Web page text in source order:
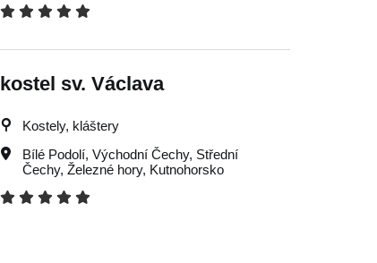
kostel sv. Václava
Kostely, kláštery
Bílé Podolí, Východní Čechy, Střední
Čechy, Železné hory, Kutnohorsko